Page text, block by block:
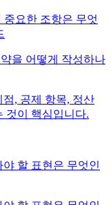
중요한 조항은 무엇
을 어떻게 작성하나
, 공제 항목, 정산
것이 핵심입니다.
할 표현은 무엇인